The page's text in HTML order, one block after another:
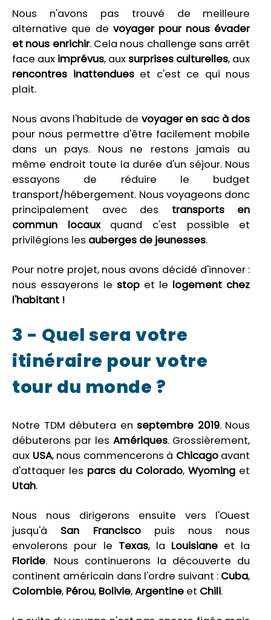
Nous n'avons pas trouvé de meilleure
alternative que de voyager pour nous évader
et nous enrichir. Cela nous challenge sans arrêt
face aux imprévus, aux surprises culturelles, aux
rencontres inattendueset c'est ce qui nous
plait.
Nous avons l'habitude de voyager en sac à dos
pour nous permettre d'être facilement mobile
dans un pays. Nous ne restons jamais au
même endroit toute la durée d'un séjour. Nous
essayons de réduire le budget
transport/hébergement. Nous voyageons donc
principalement avec des transports en
commun locauxquand c'est possible et
privilégions les auberges de jeunesses.
Pour notre projet, nous avons décidé d'innover :
nous essayerons le stopet le logement chez
l'habitant !
3 - Quel sera votre
itinéraire pour votre
tour du monde ?
Notre TDM débutera en septembre 2019. Nous
débuterons par les Amériques. Grossièrement,
aux USA, nous commencerons à Chicagoavant
d'attaquer les parcs du Colorado,Wyoming et
Utah.
Nous nous dirigerons ensuite vers l'Ouest
jusqu'à San Franciscopuis nous nous
envolerons pour le Texas, la Louisiane et la
Floride. Nous continuerons la découverte du
continent américain dans l'ordre suivant : Cuba,
Colombie, Pérou, Bolivie,Argentine et Chili.